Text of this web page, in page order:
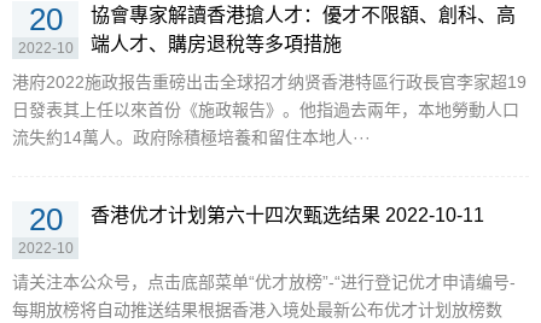
20
2022-10
協會專家解讀香港搶人才：優才不限額、創科、高
端人才、購房退稅等多項措施
港府2022施政报告重磅出击全球招才纳贤香港特區行政長官李家超19
日發表其上任以來首份《施政報告》。他指過去兩年，本地勞動人口
流失約14萬人。政府除積極培養和留住本地人···
20
2022-10
香港优才计划第六十四次甄选结果 2022-10-11
请关注本公众号，点击底部菜单“优才放榜”-“进行登记优才申请编号-
每期放榜将自动推送结果根据香港入境处最新公布优才计划放榜数